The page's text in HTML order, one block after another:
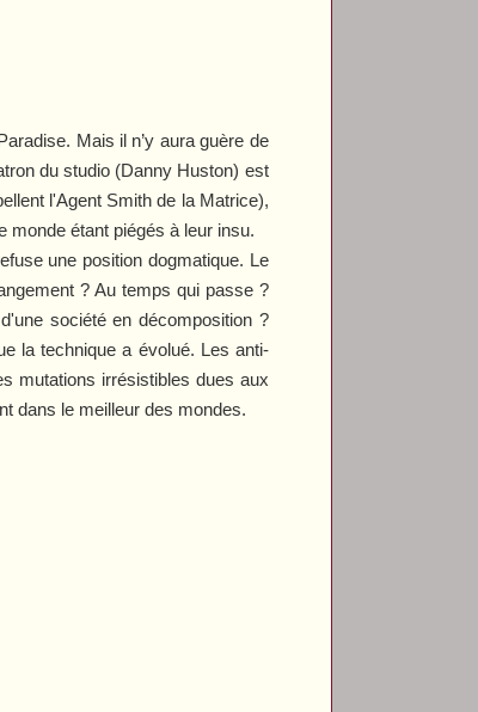
. Mais il n’y aura guère de
du studio (Danny Huston) est
l'Agent Smith de la Matrice),
monde étant piégés à leur insu.
une position dogmatique. Le
? Au temps qui passe ?
société en décomposition ?
la technique a évolué. Les anti-
mutations irrésistibles dues aux
dans le meilleur des mondes.